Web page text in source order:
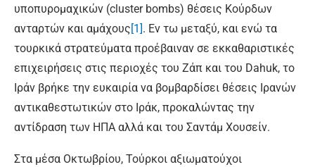
υποπυρομαχικών (cluster bombs) θέσεις Κούρδων
ανταρτών και αμάχους[1]. Εν τω μεταξύ, και ενώ τα
τουρκικά στρατεύματα προέβαιναν σε εκκαθαριστικές
επιχειρήσεις στις περιοχές του Ζάπ και του Dahuk, το
Ιράν βρήκε την ευκαιρία να βομβαρδίσει θέσεις Ιρανών
αντικαθεστωτικών στο Ιράκ, προκαλώντας την
αντίδραση των ΗΠΑ αλλά και του Σαντάμ Χουσείν.
Στα μέσα Οκτωβρίου, Τούρκοι αξιωματούχοι